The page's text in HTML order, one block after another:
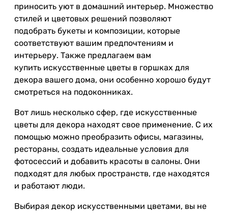
приносить уют в домашний интерьер. Множество
стилей и цветовых решений позволяют
подобрать букеты и композиции, которые
соответствуют вашим предпочтениям и
интерьеру. Также предлагаем вам
купить искусственные цветы в горшках для
декора вашего дома, они особенно хорошо будут
смотреться на подоконниках.
Вот лишь несколько сфер, где искусственные
цветы для декора находят свое применение. С их
помощью можно преобразить офисы, магазины,
рестораны, создать идеальные условия для
фотосессий и добавить красоты в салоны. Они
подходят для любых пространств, где находятся
и работают люди.
Выбирая декор искусственными цветами, вы не